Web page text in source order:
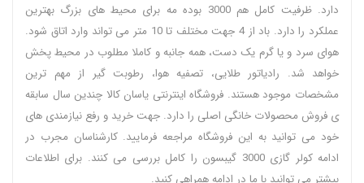
دارد. ظرفیت کامل هم 3000 بوده مه برای محیط های بزرگ بهترین
عملکرد را دارد. باد از 4 جهت مختلف تا 10 متر می تواند وارد اتاق شود.
هوای سرد و یا گرم یک دست، همه جانبه و کاملا مطلوب در محیط پخش
خواهد شد. رادیاتور طلایی، تصفیه هوا، رطوبت گیر از مهم ترین
مشخصات موجود هستند. فروشگاه اینترنتی یاسان کالا چندین سال سابقه
ی فروش محصولات خانگی اصلی را دارد. جهت خرید و رفع نیازمندی های
خود می توانید به این فروشگاه مراجعه فرمایید. کارشناسان مجرب در
ادامه کولر گازی 3000 گیبسون را کامل بررسی می کنند. برای اطلاعات
بیشتر می توانید با ما در ادامه همراهی کنید.